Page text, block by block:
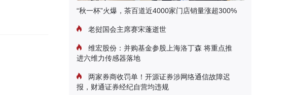
“秋一杯”火爆，茶百道近4000家门店销量涨超300%
老挝国会主席赛宋蓬逝世
维宏股份：并购基金参股上海洛丁森 将重点推
进六维力传感器落地
两家券商收罚单！开源证券涉网络通信故障迟
报，财通证券经纪自营均违规